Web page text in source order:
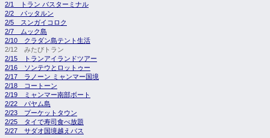
2/1 トラン バスターミナル
2/2 パッタルン
2/5 スンガイコロク
2/7 ムック島
2/10 クラダン島テント生活
2/12 みたびトラン
2/15 トランアイランドツアー
2/16 ソンテウとロットゥー
2/17 ラノーン ミャンマー国境
2/18 コートーン
2/19 ミャンマー南部ボート
2/22 パヤム島
2/23 プーケットタウン
2/25 タイで寿司食べ放題
2/27 サダオ国境越えバス